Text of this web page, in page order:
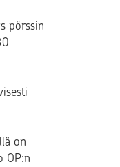
pörssin
on
OP:n